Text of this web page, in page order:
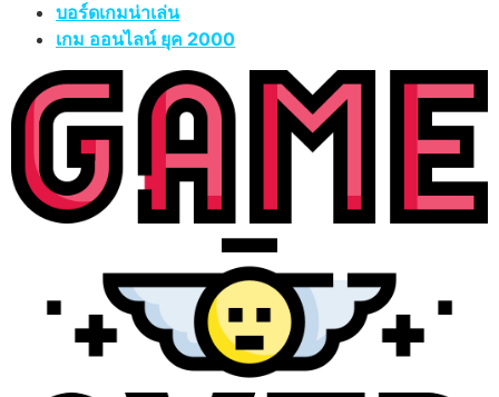
บอร์ดเกมน่าเล่น
เกม ออนไลน์ ยุค 2000